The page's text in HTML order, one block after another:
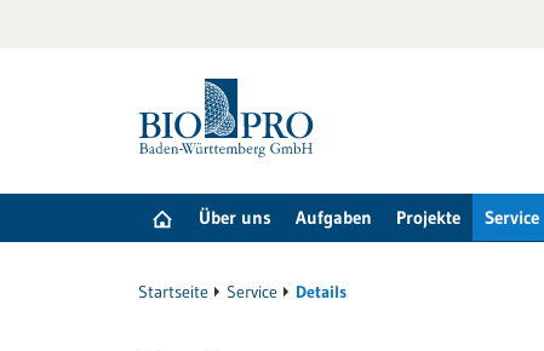
Über uns Aufgaben Projekte Service
Startseite Service Details